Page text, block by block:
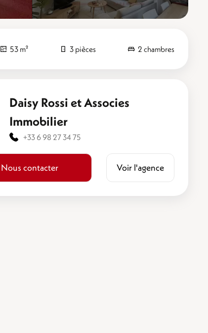
Sublimez
53 m² 3 pièces 2 chambres
Daisy Rossi et Associes
Immobilier
+33 6 98 27 34 75
Nous contacter Voir l'agence